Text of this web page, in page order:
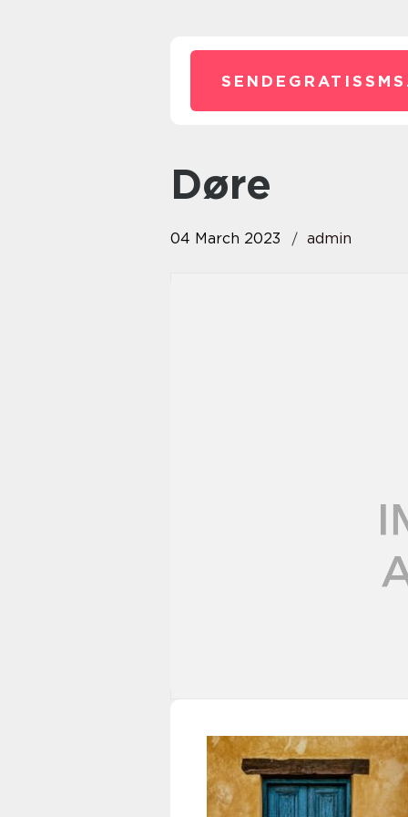
døre
04 March 2023 admin